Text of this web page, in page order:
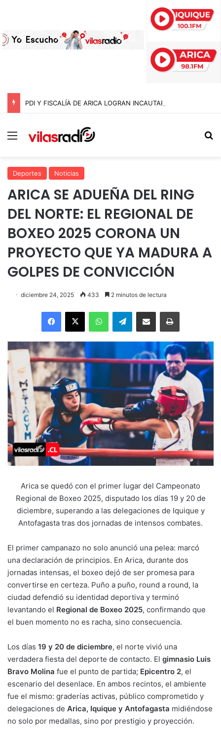
Menú
Deportes Noticias
ARICA SE ADUEÑA DEL RING
DEL NORTE: EL REGIONAL DE
BOXEO 2025 CORONA UN
PROYECTO QUE YA MADURA A
GOLPES DE CONVICCIÓN
diciembre 24, 2025 433 2 minutos de lectura
Facebook
X WhatsAppTelegramEnviar vía email Imprimir
Arica se quedó con el primer lugar del Campeonato
Regional de Boxeo 2025, disputado los días 19 y 20 de
diciembre, superando a las delegaciones de Iquique y
Antofagasta tras dos jornadas de intensos combates.
El primer campanazo no solo anunció una pelea: marcó
una declaración de principios. En Arica, durante dos
jornadas intensas, el boxeo dejó de ser promesa para
convertirse en certeza. Puño a puño, round a round, la
ciudad defendió su identidad deportiva y terminó
levantando el Regional de Boxeo 2025, confirmando que
el buen momento no es racha, sino consecuencia.
Los días 19 y 20 de diciembre, el norte vivió una
verdadera fiesta del deporte de contacto. El gimnasio Luis
Bravo Molina fue el punto de partida; Epicentro 2, el
escenario del desenlace. En ambos recintos, el ambiente
fue el mismo: graderías activas, público comprometido y
delegaciones de Arica, Iquique y Antofagasta midiéndose
no solo por medallas, sino por prestigio y proyección.